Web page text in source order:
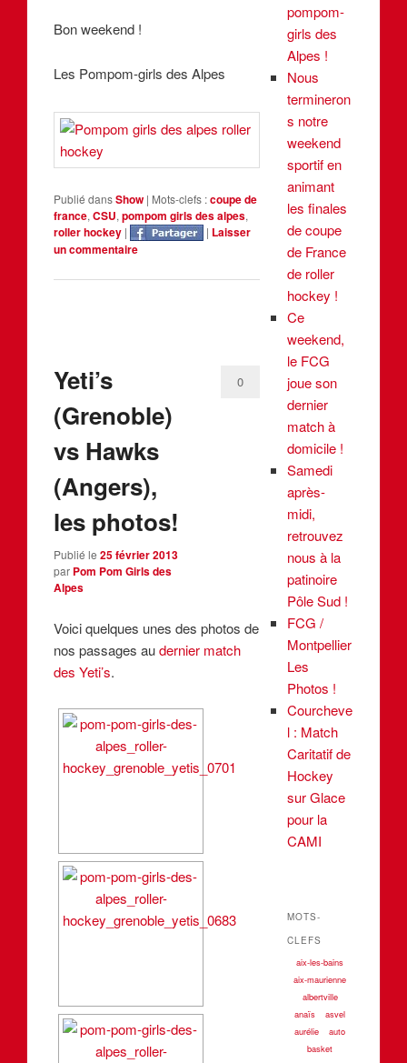
Bon weekend !
Les Pompom-girls des Alpes
Publié dans Show | Mots-clefs : coupe de
france,CSU,pompom girls des alpes,
roller hockey | | Laisser
un commentaire
Yeti’s
(Grenoble)
vs Hawks
(Angers),
les photos!
Publié le 25 février 2013
par Pom Pom Girls des
Alpes
0
Voici quelques unes des photos de
nos passages audernier match
des Yeti’s.
pompom-
girls des
Alpes !
Nous
termineron
s notre
weekend
sportif en
animant
les finales
de coupe
de France
de roller
hockey !
Ce
weekend,
le FCG
joue son
dernier
match à
domicile !
Samedi
après-
midi,
retrouvez
nous à la
patinoire
Pôle Sud !
FCG /
Montpellier
Les
Photos !
Courcheve
l : Match
Caritatif de
Hockey
sur Glace
pour la
CAMI
MOTS-
CLEFS
aix-les-bains
aix-maurienne
albertville
anaïs
asvel
aurélie
auto
basket